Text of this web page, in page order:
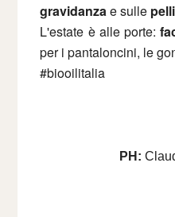
gravidanzae sulle
L'estate è alle porte:
per i pantaloncini, le
#biooilitalia
PH: